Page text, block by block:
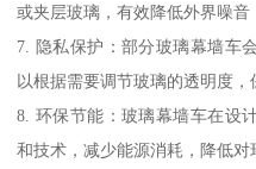
或夹层玻璃，有效降低外界噪音
7. 隐私保护：部分玻璃幕墙车
以根据需要调节玻璃的透明度，
8. 环保节能：玻璃幕墙车在设
和技术，减少能源消耗，降低对